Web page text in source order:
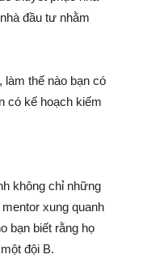
đầu tư nhằm
làm thế nào bạn có
có kế hoạch kiếm
không chỉ những
xung quanh
bạn biết rằng họ
đội B.